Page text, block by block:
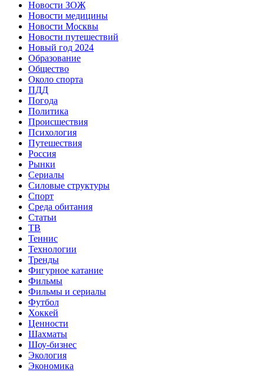
Новости ЗОЖ
Новости медицины
Новости Москвы
Новости путешествий
Новый год 2024
Образование
Общество
Около спорта
ПДД
Погода
Политика
Происшествия
Психология
Путешествия
Россия
Рынки
Сериалы
Силовые структуры
Спорт
Среда обитания
Статьи
ТВ
Теннис
Технологии
Тренды
Фигурное катание
Фильмы
Фильмы и сериалы
Футбол
Хоккей
Ценности
Шахматы
Шоу-бизнес
Экология
Экономика